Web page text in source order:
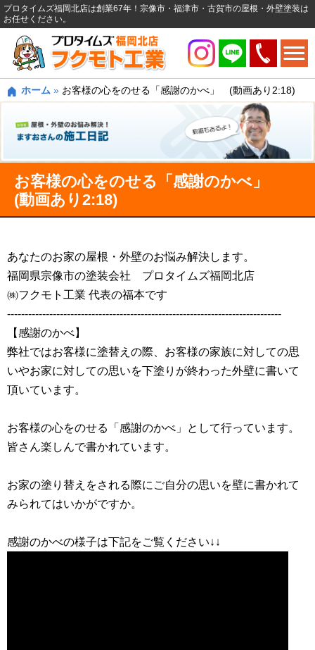
プロタイムズ福岡北店は創業67年！宗像市・福津市・古賀市の屋根・外壁塗装は
お任せください。
ホーム » お客様の心をのせる「感謝のかべ」 (動画あり2:18)
お客様の心をのせる「感謝のかべ」
(動画あり2:18)
あなたのお家の屋根・外壁のお悩み解決します。
福岡県宗像市の塗装会社 プロタイムズ福岡北店
㈱フクモト工業 代表の福本です
------------------------------------------------------------------------------
【感謝のかべ】
弊社ではお客様に塗替えの際、お客様の家族に対しての思
いやお家に対しての思いを下塗りが終わった外壁に書いて
頂いています。
お客様の心をのせる「感謝のかべ」として行っています。
皆さん楽しんで書かれています。
お家の塗り替えをされる際にご自分の思いを壁に書かれて
みられてはいかがですか。